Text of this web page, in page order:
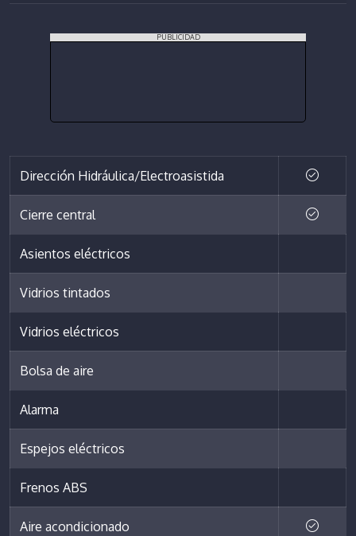
PUBLICIDAD
Dirección Hidráulica/Electroasistida
Cierre central
Asientos eléctricos
Vidrios tintados
Vidrios eléctricos
Bolsa de aire
Alarma
Espejos eléctricos
Frenos ABS
Aire acondicionado